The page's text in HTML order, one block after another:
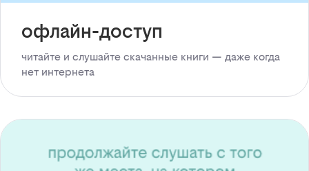
офлайн-доступ
читайте и слушайте скачанные книги — даже когда
нет интернета